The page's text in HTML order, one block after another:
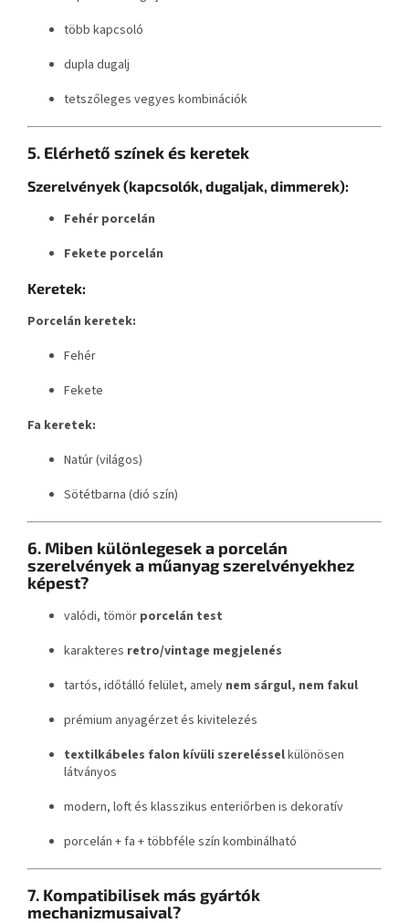
több kapcsoló
dupla dugalj
tetszőleges vegyes kombinációk
5. Elérhető színek és keretek
Szerelvények (kapcsolók, dugaljak, dimmerek):
Fehér porcelán
Fekete porcelán
Keretek:
Porcelán keretek:
Fehér
Fekete
Fa keretek:
Natúr (világos)
Sötétbarna (dió szín)
6. Miben különlegesek a porcelán
szerelvények a műanyag szerelvényekhez
képest?
valódi, tömör porcelán test
karakteres retro/vintage megjelenés
tartós, időtálló felület, amely nem sárgul, nem fakul
prémium anyagérzet és kivitelezés
textilkábeles falon kívüli szerelésselkülönösen
látványos
modern, loft és klasszikus enteriőrben is dekoratív
porcelán + fa + többféle szín kombinálható
7. Kompatibilisek más gyártók
mechanizmusaival?